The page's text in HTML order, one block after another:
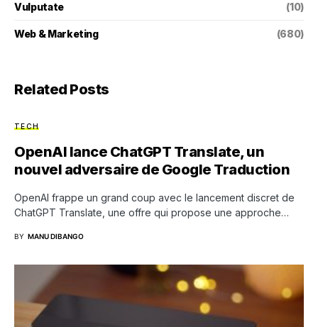
Vulputate (10)
Web & Marketing (680)
Related Posts
TECH
OpenAI lance ChatGPT Translate, un
nouvel adversaire de Google Traduction
OpenAI frappe un grand coup avec le lancement discret de
ChatGPT Translate, une offre qui propose une approche…
BY MANU DIBANGO